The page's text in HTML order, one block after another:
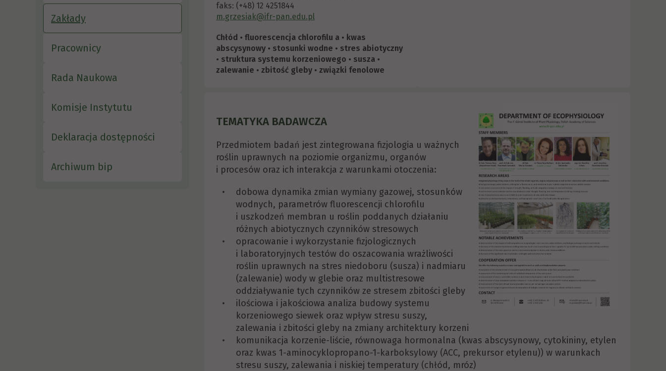
Zakłady
Pracownicy
Rada Naukowa
Komisje Instytutu
Deklaracja dostępności
Archiwum bip
faks: (+48) 12 4251844
m.grzesiak@ifr-pan.edu.pl
Chłód • fluorescencja chlorofilu a • kwas
abscysynowy • stosunki wodne • stres abiotyczny
• struktura systemu korzeniowego • susza •
zalewanie • zbitość gleby • związki fenolowe
TEMATYKA BADAWCZA
Przedmiotem badań jest zintegrowana fizjologia u ważnych
roślin uprawnych na poziomie organizmu, organów
i procesów oraz ich interakcja z warunkami otoczenia:
dobowa dynamika zmian wymiany gazowej, stosunków
wodnych, parametrów fluorescencji chlorofilu
i uszkodzeń membran u roślin poddanych działaniu
różnych abiotycznych czynników stresowych
opracowanie i wykorzystanie fizjologicznych
i laboratoryjnych testów do oszacowania wrażliwości
roślin uprawnych na stres niedoboru (susza) i nadmiaru
(zalewanie) wody w glebie oraz multistresowe
oddziaływanie tych czynników ze stresem zbitości gleby
ilościowa i jakościowa analiza budowy systemu
korzeniowego siewek oraz wpływ stresu suszy,
zalewania i zbitości gleby na zmiany architektury korzeni
komunikacja korzenie-liście, równowaga hormonalna (kwas abscysynowy, cytokininy, etylen
oraz kwas 1-aminocyklopropano-1-karboksylowy (ACC, prekursor etylenu)) w warunkach
stresu suszy, zalewania i niskiej temperatury (chłód, mróz)